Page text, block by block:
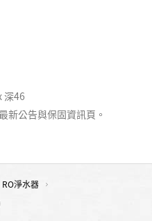
深46
新公告與保固資訊頁。
RO淨水器